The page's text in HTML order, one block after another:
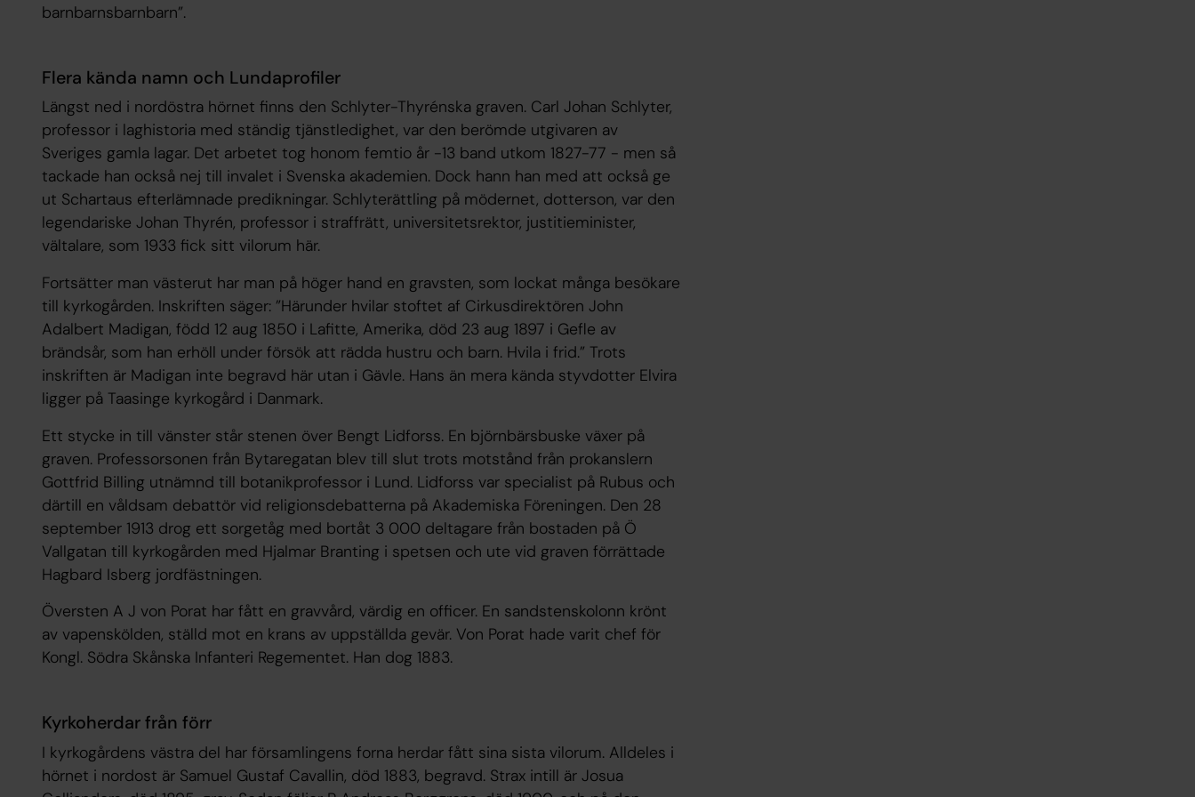
barnbarnsbarnbarn”.
Flera kända namn och Lundaprofiler
Längst ned i nordöstra hörnet finns den Schlyter-Thyrénska graven. Carl Johan Schlyter,
professor i laghistoria med ständig tjänstledighet, var den berömde utgivaren av
Sveriges gamla lagar. Det arbetet tog honom femtio år -13 band utkom 1827-77 - men så
tackade han också nej till invalet i Svenska akademien. Dock hann han med att också ge
ut Schartaus efterlämnade predikningar. Schlyterättling på mödernet, dotterson, var den
legendariske Johan Thyrén, professor i straffrätt, universitetsrektor, justitieminister,
vältalare, som 1933 fick sitt vilorum här.
Fortsätter man västerut har man på höger hand en gravsten, som lockat många besökare
till kyrkogården. Inskriften säger: ”Härunder hvilar stoftet af Cirkusdirektören John
Adalbert Madigan, född 12 aug 1850 i Lafitte, Amerika, död 23 aug 1897 i Gefle av
brändsår, som han erhöll under försök att rädda hustru och barn. Hvila i frid.” Trots
inskriften är Madigan inte begravd här utan i Gävle. Hans än mera kända styvdotter Elvira
ligger på Taasinge kyrkogård i Danmark.
Ett stycke in till vänster står stenen över Bengt Lidforss. En björnbärsbuske växer på
graven. Professorsonen från Bytaregatan blev till slut trots motstånd från prokanslern
Gottfrid Billing utnämnd till botanikprofessor i Lund. Lidforss var specialist på Rubus och
därtill en våldsam debattör vid religionsdebatterna på Akademiska Föreningen. Den 28
september 1913 drog ett sorgetåg med bortåt 3 000 deltagare från bostaden på Ö
Vallgatan till kyrkogården med Hjalmar Branting i spetsen och ute vid graven förrättade
Hagbard Isberg jordfästningen.
Översten A J von Porat har fått en gravvård, värdig en officer. En sandstenskolonn krönt
av vapenskölden, ställd mot en krans av uppställda gevär. Von Porat hade varit chef för
Kongl. Södra Skånska Infanteri Regementet. Han dog 1883.
Kyrkoherdar från förr
I kyrkogårdens västra del har församlingens forna herdar fått sina sista vilorum. Alldeles i
hörnet i nordost är Samuel Gustaf Cavallin, död 1883, begravd. Strax intill är Josua